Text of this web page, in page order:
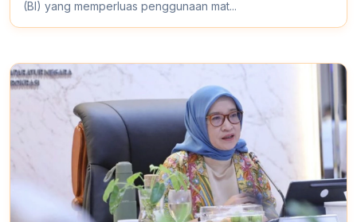
(BI) yang memperluas penggunaan mat...